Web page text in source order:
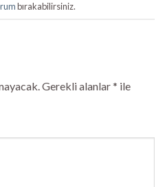
bırakabilirsiniz.
Gerekli alanlar* ile